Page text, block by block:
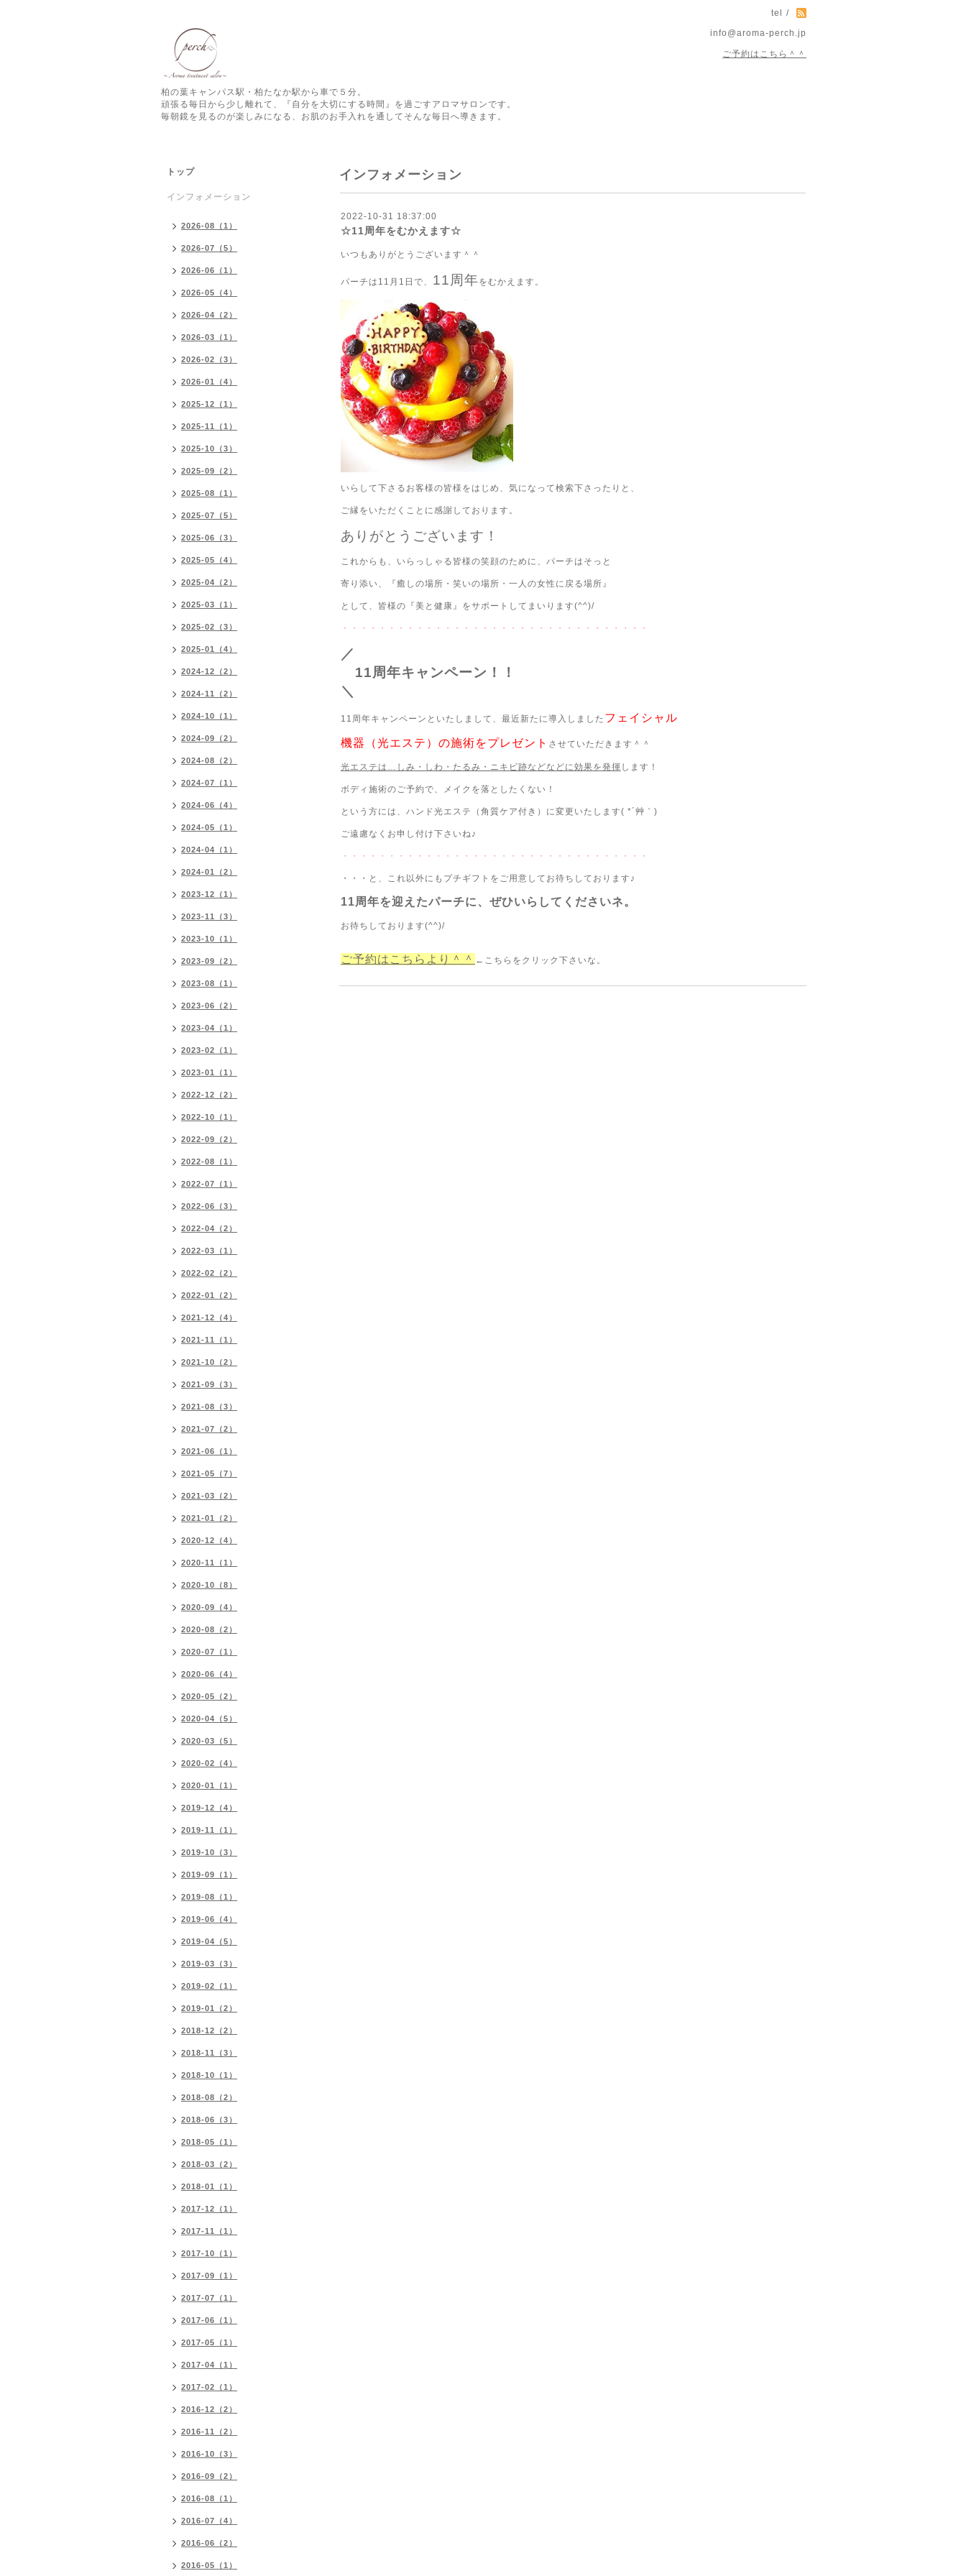
tel /
info@aroma-perch.jp
ご予約はこちら＾＾
柏の葉キャンパス駅・柏たなか駅から車で５分。
頑張る毎日から少し離れて、『自分を大切にする時間』を過ごすアロマサロンです。
毎朝鏡を見るのが楽しみになる、お肌のお手入れを通してそんな毎日へ導きます。
インフォメーション
2022-10-31 18:37:00
☆11周年をむかえます☆
いつもありがとうございます＾＾
パーチは11月1日で、 11周年をむかえます。
いらして下さるお客様の皆様をはじめ、気になって検索下さったりと、
ご縁をいただくことに感謝しております。
ありがとうございます！
これからも、いらっしゃる皆様の笑顔のために、パーチはそっと
寄り添い、『癒しの場所・笑いの場所・一人の女性に戻る場所』
として、皆様の『美と健康』をサポートしてまいります(^^)/
・・・・・・・・・・・・・・・・・・・・・・・・・・・・・・・・・
／
11周年キャンペーン！！
＼
11周年キャンペーンといたしまして、最近新たに導入しました フェイシャル
機器（光エステ）の施術をプレゼント させていただきます＾＾
光エステは…しみ・しわ・たるみ・ニキビ跡などなどに効果を発揮 します！
ボディ施術のご予約で、メイクを落としたくない！
という方には、ハンド光エステ（角質ケア付き）に変更いたします( *´艸｀)
ご遠慮なくお申し付け下さいね♪
・・・・・・・・・・・・・・・・・・・・・・・・・・・・・・・・・
・・・と、これ以外にもプチギフトをご用意してお待ちしております♪
11周年を迎えたパーチに、ぜひいらしてくださいネ。
お待ちしております(^^)/
ご予約はこちらより＾＾ ←こちらをクリック下さいな。
トップ
インフォメーション
2026-08（1）
2026-07（5）
2026-06（1）
2026-05（4）
2026-04（2）
2026-03（1）
2026-02（3）
2026-01（4）
2025-12（1）
2025-11（1）
2025-10（3）
2025-09（2）
2025-08（1）
2025-07（5）
2025-06（3）
2025-05（4）
2025-04（2）
2025-03（1）
2025-02（3）
2025-01（4）
2024-12（2）
2024-11（2）
2024-10（1）
2024-09（2）
2024-08（2）
2024-07（1）
2024-06（4）
2024-05（1）
2024-04（1）
2024-01（2）
2023-12（1）
2023-11（3）
2023-10（1）
2023-09（2）
2023-08（1）
2023-06（2）
2023-04（1）
2023-02（1）
2023-01（1）
2022-12（2）
2022-10（1）
2022-09（2）
2022-08（1）
2022-07（1）
2022-06（3）
2022-04（2）
2022-03（1）
2022-02（2）
2022-01（2）
2021-12（4）
2021-11（1）
2021-10（2）
2021-09（3）
2021-08（3）
2021-07（2）
2021-06（1）
2021-05（7）
2021-03（2）
2021-01（2）
2020-12（4）
2020-11（1）
2020-10（8）
2020-09（4）
2020-08（2）
2020-07（1）
2020-06（4）
2020-05（2）
2020-04（5）
2020-03（5）
2020-02（4）
2020-01（1）
2019-12（4）
2019-11（1）
2019-10（3）
2019-09（1）
2019-08（1）
2019-06（4）
2019-04（5）
2019-03（3）
2019-02（1）
2019-01（2）
2018-12（2）
2018-11（3）
2018-10（1）
2018-08（2）
2018-06（3）
2018-05（1）
2018-03（2）
2018-01（1）
2017-12（1）
2017-11（1）
2017-10（1）
2017-09（1）
2017-07（1）
2017-06（1）
2017-05（1）
2017-04（1）
2017-02（1）
2016-12（2）
2016-11（2）
2016-10（3）
2016-09（2）
2016-08（1）
2016-07（4）
2016-06（2）
2016-05（1）